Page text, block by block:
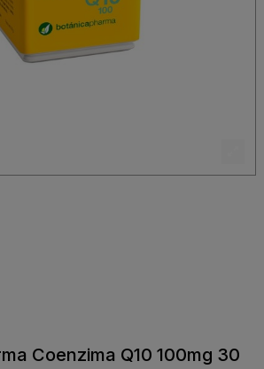
Coenzima Q10 100mg 30